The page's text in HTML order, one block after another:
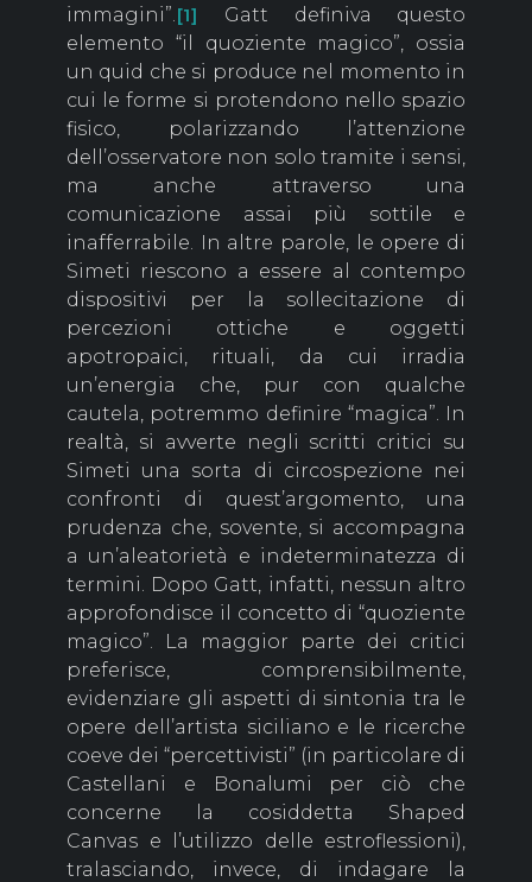
immagini”.[1]
Gatt definiva questo
elemento “il quoziente magico”, ossia
un quid che si produce nel momento in
cui le forme si protendono nello spazio
fisico, polarizzando l’attenzione
dell’osservatore non solo tramite i sensi,
ma anche attraverso una
comunicazione assai più sottile e
inafferrabile. In altre parole, le opere di
Simeti riescono a essere al contempo
dispositivi per la sollecitazione di
percezioni ottiche e oggetti
apotropaici, rituali, da cui irradia
un’energia che, pur con qualche
cautela, potremmo definire “magica”. In
realtà, si avverte negli scritti critici su
Simeti una sorta di circospezione nei
confronti di quest’argomento, una
prudenza che, sovente, si accompagna
a un’aleatorietà e indeterminatezza di
termini. Dopo Gatt, infatti, nessun altro
approfondisce il concetto di “quoziente
magico”. La maggior parte dei critici
preferisce, comprensibilmente,
evidenziare gli aspetti di sintonia tra le
opere dell’artista siciliano e le ricerche
coeve dei “percettivisti” (in particolare di
Castellani e Bonalumi per ciò che
concerne la cosiddetta Shaped
Canvas e l’utilizzo delle estroflessioni),
tralasciando, invece, di indagare la